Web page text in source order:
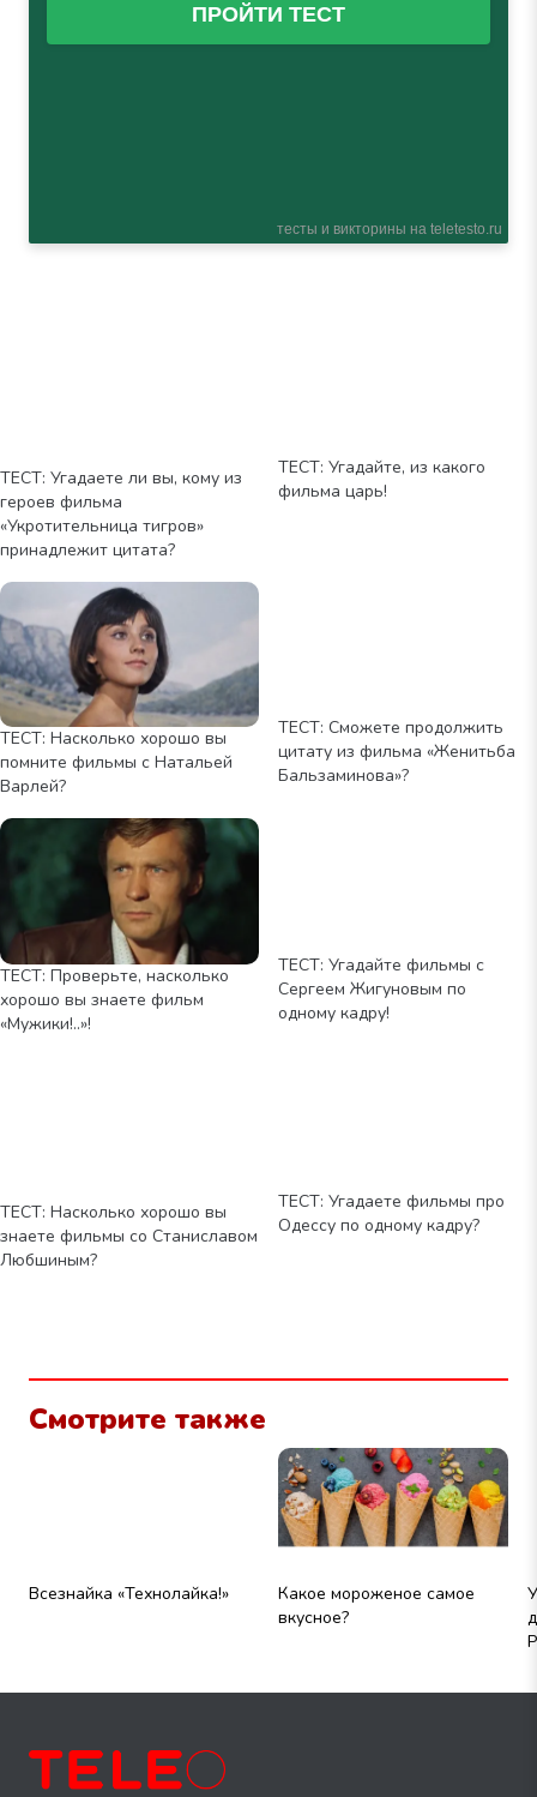
ТЕСТ: Угадаете ли вы, кому из
героев фильма
«Укротительница тигров»
принадлежит цитата?
ТЕСТ: Угадайте, из какого
фильма царь!
ТЕСТ: Насколько хорошо вы
помните фильмы с Натальей
Варлей?
ТЕСТ: Сможете продолжить
цитату из фильма «Женитьба
Бальзаминова»?
ТЕСТ: Проверьте, насколько
хорошо вы знаете фильм
«Мужики!..»!
ТЕСТ: Угадайте фильмы с
Сергеем Жигуновым по
одному кадру!
ТЕСТ: Насколько хорошо вы
знаете фильмы со Станиславом
Любшиным?
ТЕСТ: Угадаете фильмы про
Одессу по одному кадру?
Смотрите также
Всезнайка «Технолайка!»
Какое мороженое самое
вкусное?